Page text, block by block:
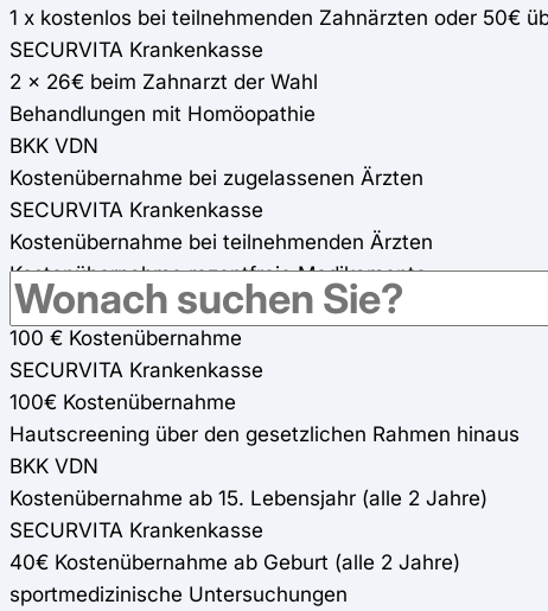
1 x kostenlos bei teilnehmenden Zahnärzten oder 50€
SECURVITA Krankenkasse
2 x 26€ beim Zahnarzt der Wahl
Behandlungen mit Homöopathie
BKK VDN
Kostenübernahme bei zugelassenen Ärzten
SECURVITA Krankenkasse
Kostenübernahme bei teilnehmenden Ärzten
Kostenübernahme rezeptfreie Medikamente
BKK VDN
100 € Kostenübernahme
SECURVITA Krankenkasse
100€ Kostenübernahme
Hautscreening über den gesetzlichen Rahmen hinaus
BKK VDN
Kostenübernahme ab 15. Lebensjahr (alle 2 Jahre)
SECURVITA Krankenkasse
40€ Kostenübernahme ab Geburt (alle 2 Jahre)
sportmedizinische Untersuchungen